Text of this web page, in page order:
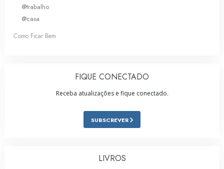
@trabalho
@casa
Como Ficar Bem
FIQUE CONECTADO
Receba atualizações e fique conectado.
SUBSCREVER
LIVROS